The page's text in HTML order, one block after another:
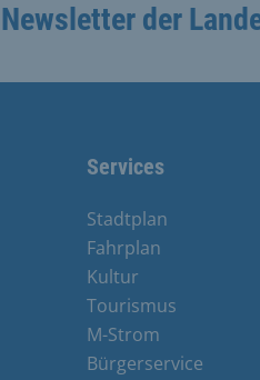
der
Services
Stadtplan
Fahrplan
Kultur
Tourismus
M-Strom
Bürgerservice